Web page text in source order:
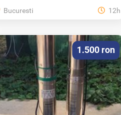
Bucuresti 12h
1.500 ron